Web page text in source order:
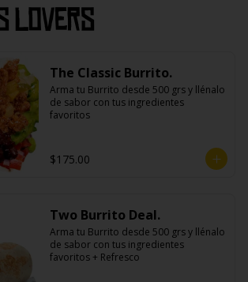
Lovers
The Classic Burrito.
Arma tu Burrito desde 500 grs y llénalo
de sabor con tus ingredientes
favoritos
$175.00
Two Burrito Deal.
Arma tu Burrito desde 500 grs y llénalo
de sabor con tus ingredientes
favoritos + Refresco